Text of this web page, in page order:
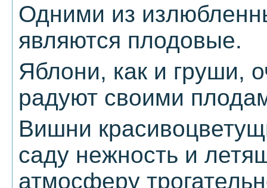
Одними из
являются плодовые.
Яблони, как и груши,
радуют своими
Вишни
саду нежность и
атмосферу